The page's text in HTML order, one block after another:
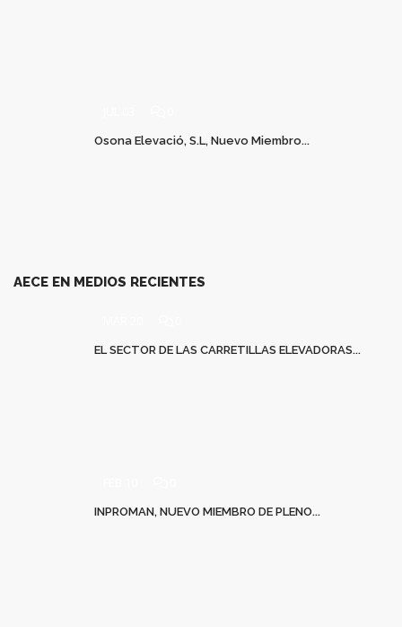
Osona Elevació, S.L, Nuevo Miembro...
AECE EN MEDIOS RECIENTES
EL SECTOR DE LAS CARRETILLAS ELEVADORAS...
INPROMAN, NUEVO MIEMBRO DE PLENO...